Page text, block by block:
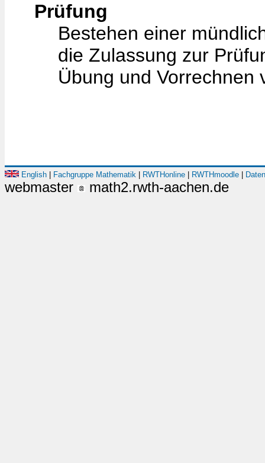
Prüfung
Bestehen einer
die Zulassung zur
Übung und Vorrechnen
English Fachgruppe Mathematik RWTHonline RWTHmoodle
webmaster math2.rwth-aachen.de